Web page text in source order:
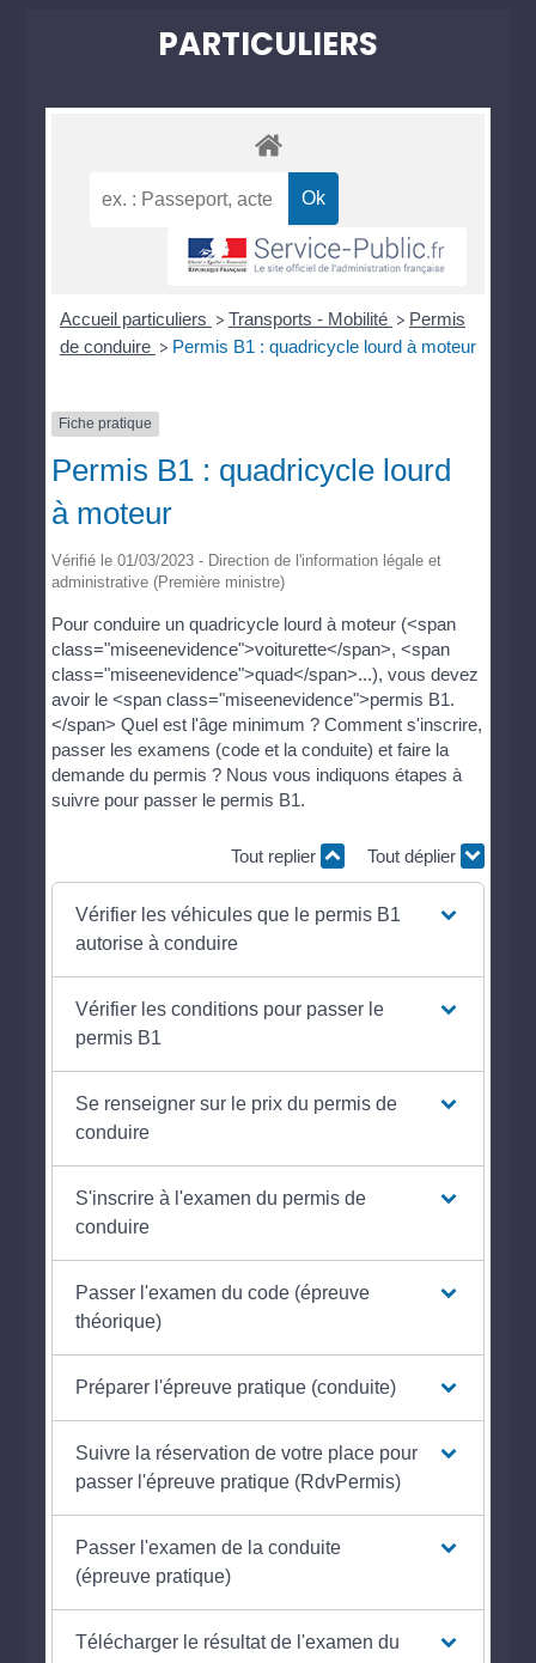
PARTICULIERS
Accueil particuliers > Transports - Mobilité > Permis
de conduire > Permis B1 : quadricycle lourd à moteur
Fiche pratique
Permis B1 : quadricycle lourd
à moteur
Vérifié le 01/03/2023 - Direction de l'information légale et
administrative (Première ministre)
Pour conduire un quadricycle lourd à moteur (<span
class="miseenevidence">voiturette</span>, <span
class="miseenevidence">quad</span>...), vous devez
avoir le <span class="miseenevidence">permis B1.
</span> Quel est l'âge minimum ? Comment s'inscrire,
passer les examens (code et la conduite) et faire la
demande du permis ? Nous vous indiquons étapes à
suivre pour passer le permis B1.
Tout replier Tout déplier
Vérifier les véhicules que le permis B1
autorise à conduire
Vérifier les conditions pour passer le
permis B1
Se renseigner sur le prix du permis de
conduire
S'inscrire à l'examen du permis de
conduire
Passer l'examen du code (épreuve
théorique)
Préparer l'épreuve pratique (conduite)
Suivre la réservation de votre place pour
passer l'épreuve pratique (RdvPermis)
Passer l'examen de la conduite
(épreuve pratique)
Télécharger le résultat de l'examen du